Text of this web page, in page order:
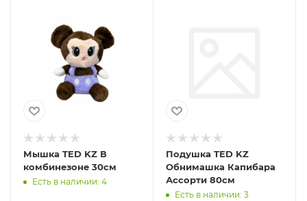
Мышка TED KZ В
комбинезоне 30см
Есть в наличии: 4
Подушка TED KZ
Обнимашка Капибара
Ассорти 80см
Есть в наличии: 3